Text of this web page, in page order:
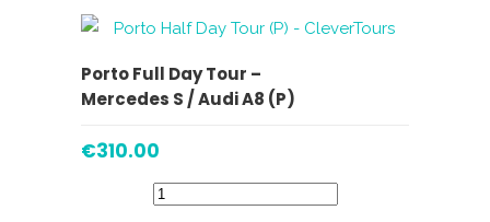
ADICIONAR
Porto Full Day Tour –
Mercedes S / Audi A8 (P)
€310.00